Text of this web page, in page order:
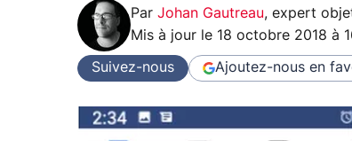
Par Johan Gautreau, expert
Mis à jour le 18 octobre 2018 à
Suivez-nous Ajoutez-nous en